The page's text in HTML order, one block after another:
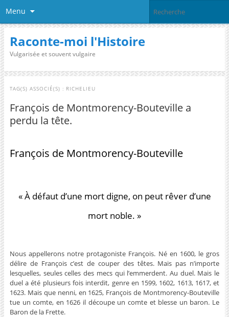
Menu
Raconte-moi l'Histoire
Vulgarisée et souvent vulgaire
TAG(S) ASSOCIÉ(S) : RICHELIEU
François de Montmorency-Bouteville a
perdu la tête.
François de Montmorency-Bouteville
« À défaut d’une mort digne, on peut rêver d’une
mort noble. »
Nous appellerons notre protagoniste François. Né en 1600, le gros
délire de François c’est de couper des têtes. Mais pas n’importe
lesquelles, seules celles des mecs qui l’emmerdent. Au duel. Mais le
duel a été plusieurs fois interdit, genre en 1599, 1602, 1613, 1617, et
1623. Mais que nenni, en 1625, François de Montmorency-Bouteville
tue un comte, en 1626 il découpe un comte et blesse un baron. Le
Baron de la Frette.